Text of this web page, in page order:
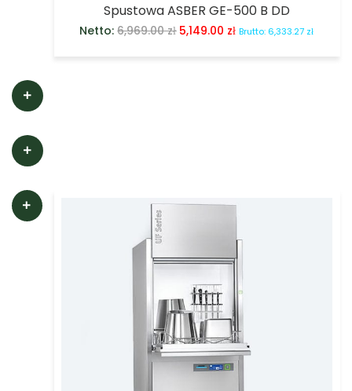
Spustowa ASBER GE-500 B DD
Netto:6,969.00zł 5,149.00 zł Brutto: 6,333.27 zł